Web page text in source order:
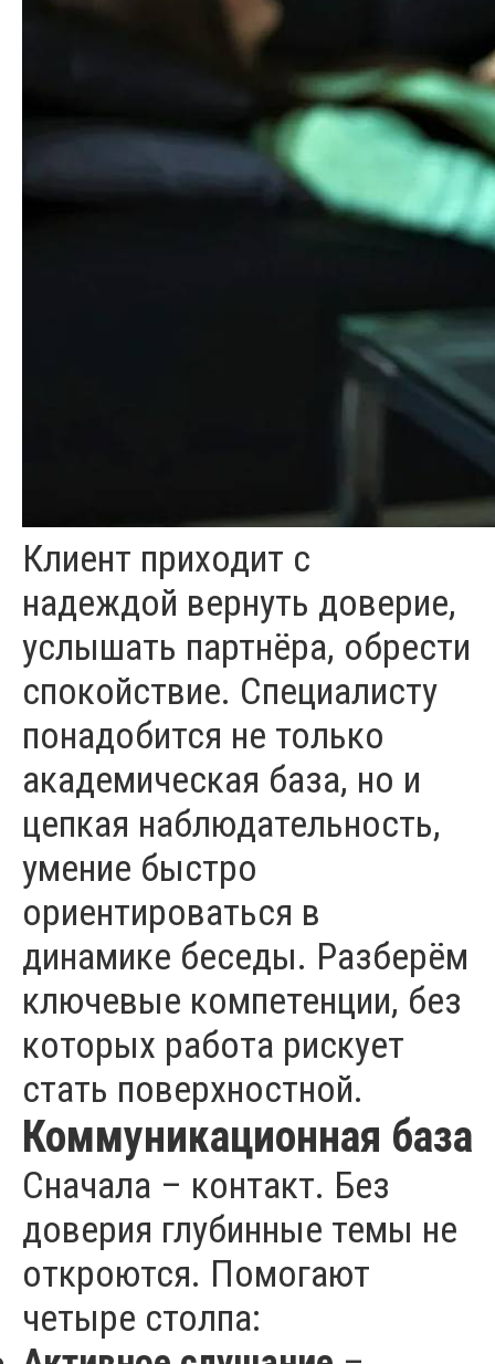
Клиент приходит с
надеждой вернуть доверие,
услышать партнёра, обрести
спокойствие. Специалисту
понадобится не только
академическая база, но и
цепкая наблюдательность,
умение быстро
ориентироваться в
динамике беседы. Разберём
ключевые компетенции, без
которых работа рискует
стать поверхностной.
Коммуникационная база
Сначала – контакт. Без
доверия глубинные темы не
откроются. Помогают
четыре столпа: